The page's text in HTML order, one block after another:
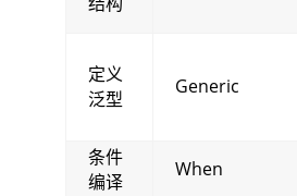
定义
泛型
Generic
条件
编译
When